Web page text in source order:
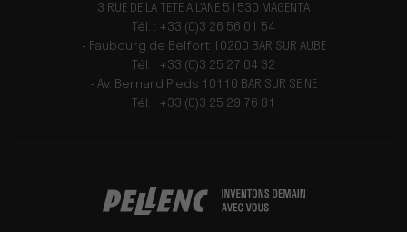
3 RUE DE LA TETE A L’ANE 51530 MAGENTA
Tél. : +33 (0)3 26 56 01 54
- Faubourg de Belfort 10200 BAR SUR AUBE
Tél. : +33 (0)3 25 27 04 32
- Av. Bernard Pieds 10110 BAR SUR SEINE
Tél. : +33 (0)3 25 29 76 81